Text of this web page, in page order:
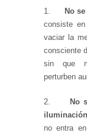
1. No
consiste
vaciar la
consciente
sin que
perturben
2.
No
no entra